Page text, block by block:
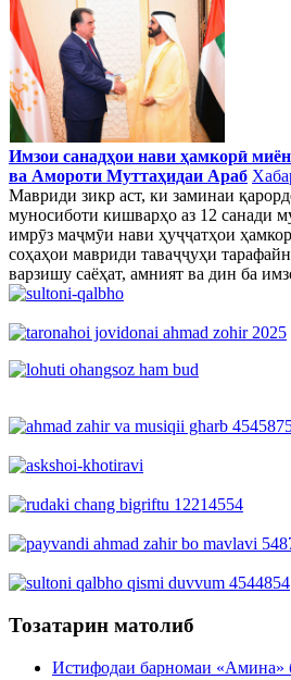
Имзои санадҳои нави ҳамкорӣ
ва Амороти Муттаҳидаи Араб
Мавриди зикр аст, ки заминаи
муносиботи кишварҳо аз 12 санади
имрӯз маҷмӯи нави ҳуҷҷатҳои
соҳаҳои мавриди таваҷҷуҳи
варзишу саёҳат, амният ва дин ба
Тозатарин матолиб
Истифодаи барномаи «Амина»